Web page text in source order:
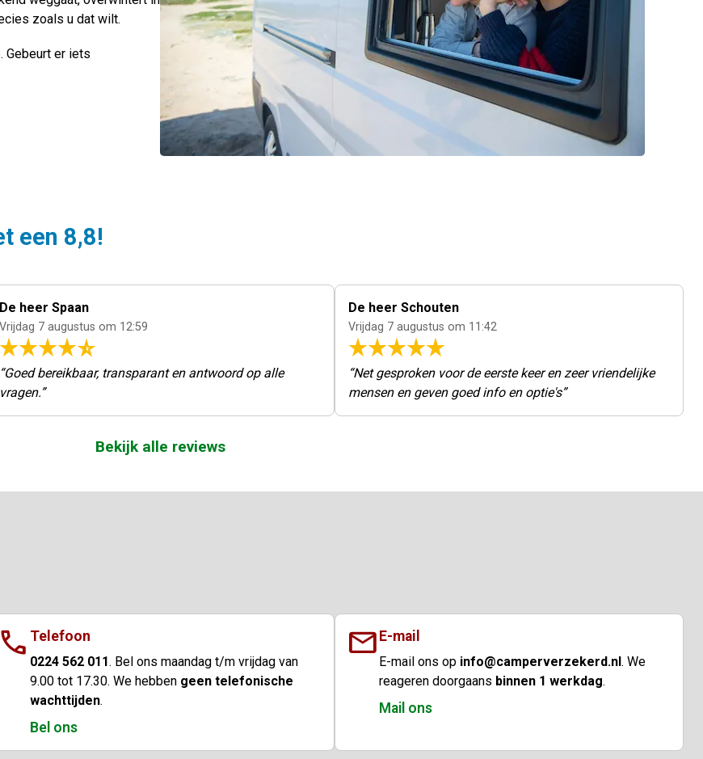
zoals u dat wilt.
Gebeurt er iets
een 8,8!
De heer Spaan
Vrijdag 7 augustus om 12:59
Goed bereikbaar, transparant en antwoord op alle
vragen.
De heer Schouten
Vrijdag 7 augustus om 11:42
Net gesproken voor de eerste keer en zeer vriendelijke
mensen en geven goed info en optie's
Bekijk alle reviews
call Telefoon
0224 562 011. Bel ons maandag t/m vrijdag van
9.00 tot 17.30. We hebben geen telefonische
wachttijden.
Bel ons
mail E-mail
E-mail ons op info@camperverzekerd.nl. We
reageren doorgaans binnen 1 werkdag.
Mail ons